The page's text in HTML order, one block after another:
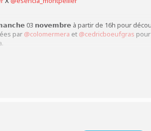
03 𝗻𝗼𝘃𝗲𝗺𝗯𝗿𝗲 à partir de 16h pour
par @colomermera et @cedricboeufgras